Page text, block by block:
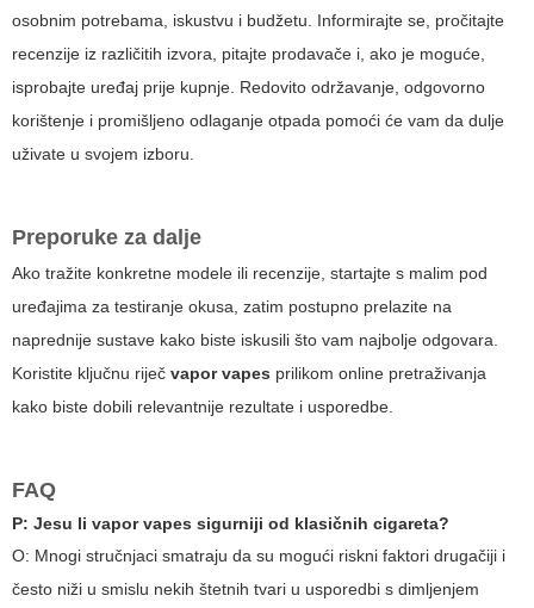
osobnim potrebama, iskustvu i budžetu. Informirajte se, pročitajte
recenzije iz različitih izvora, pitajte prodavače i, ako je moguće,
isprobajte uređaj prije kupnje. Redovito održavanje, odgovorno
korištenje i promišljeno odlaganje otpada pomoći će vam da dulje
uživate u svojem izboru.
Preporuke za dalje
Ako tražite konkretne modele ili recenzije, startajte s malim pod
uređajima za testiranje okusa, zatim postupno prelazite na
naprednije sustave kako biste iskusili što vam najbolje odgovara.
Koristite ključnu riječ vapor vapes prilikom online pretraživanja
kako biste dobili relevantnije rezultate i usporedbe.
FAQ
P: Jesu li vapor vapes sigurniji od klasičnih cigareta?
O: Mnogi stručnjaci smatraju da su mogući riskni faktori drugačiji i
često niži u smislu nekih štetnih tvari u usporedbi s dimljenjem